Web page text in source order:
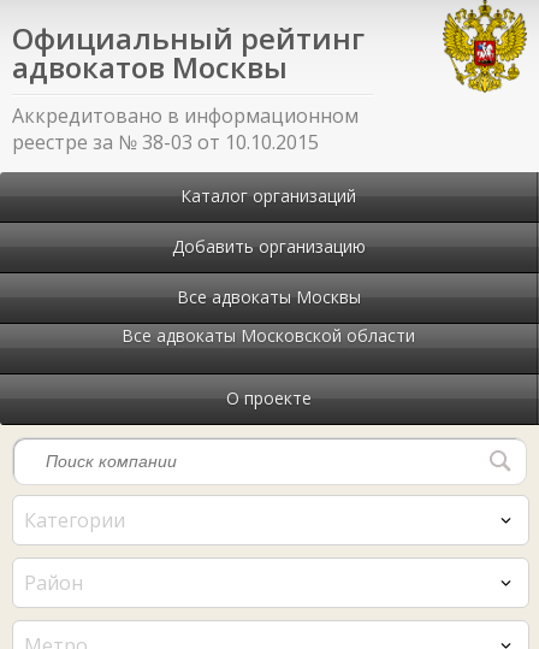
Официальный рейтинг
адвокатов Москвы
Аккредитовано в информационном
реестре за № 38-03 от 10.10.2015
Каталог организаций
Добавить организацию
Все адвокаты Москвы
Все адвокаты Московской области
О проекте
Категории
Район